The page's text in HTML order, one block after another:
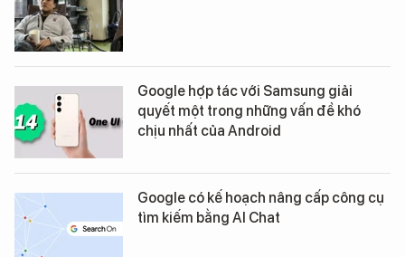
Google hợp tác với Samsung giải
quyết một trong những vấn đề khó
chịu nhất của Android
Google có kế hoạch nâng cấp công cụ
tìm kiếm bằng AI Chat